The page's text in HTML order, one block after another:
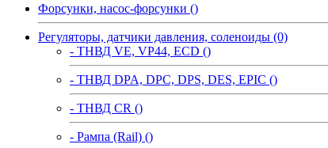
Форсунки, насос-форсунки ()
Регуляторы, датчики давления, соленоиды (0)
- ТНВД VE, VP44, ECD ()
- ТНВД DPA, DPC, DPS, DES, EPIC ()
- ТНВД CR ()
- Рампа (Rail) ()